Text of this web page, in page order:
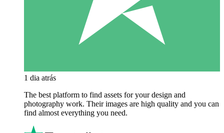
1 dia atrás
The best platform to find assets for your design and
photography work. Their images are high quality and you can
find almost everything you need.